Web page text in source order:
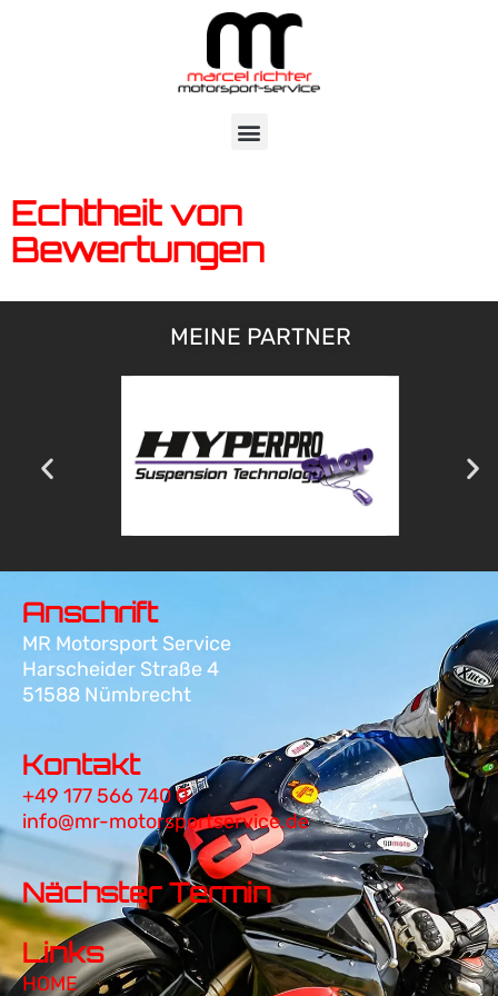
Echtheit von
Bewertungen
MEINE PARTNER
Anschrift
MR Motorsport Service
Harscheider Straße 4
51588 Nümbrecht
Kontakt
+49 177 566 740 0
info@mr-motorsportservice.de
Nächster Termin
Links
HOME